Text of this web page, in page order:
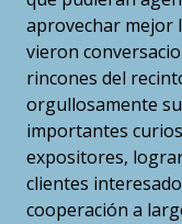
aprovechar mejor
vieron
rincones del
orgullosamente
importantes
expositores,
clientes
cooperación a